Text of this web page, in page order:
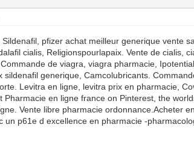
pfizer achat meilleur generique vente
cialis, Religionspourlapaix. Vente de cialis,
de viagra, viagra pharmacie,
generique, Camcolubricants.
Levitra en ligne, levitra prix en pharmacie,
en ligne france on Pinterest, the
Vente libre pharmacie ordonnance.Acheter
p61e d excellence en pharmacie -